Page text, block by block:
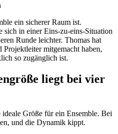
ein sicherer Raum ist.
sich in einer Eins-zu-eins-Situation
Runde leichter. Thomas hat
mitgemacht haben,
so zugänglich ist.
liegt bei vier
Größe für ein Ensemble. Bei
und die Dynamik kippt.